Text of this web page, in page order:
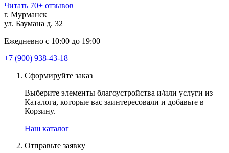
Читать 70+ отзывов
г. Мурманск
ул. Баумана д. 32
Ежедневно с 10:00 до 19:00
+7 (900) 938-43-18
Сформируйте заказ
Выберите элементы благоустройства и/или услуги из
Каталога, которые вас заинтересовали и добавьте в
Корзину.
Наш каталог
Отправьте заявку